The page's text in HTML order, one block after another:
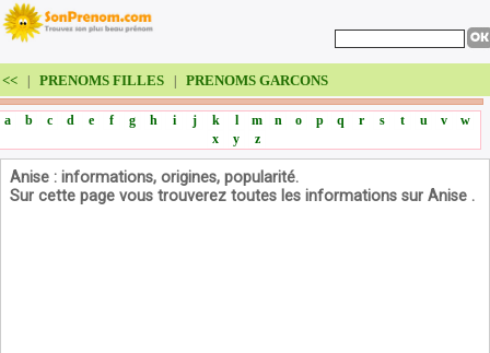
<< PRENOMS FILLES PRENOMS GARCONS
a b c d e f g h i j k l m n o p q r s t u v
w
x
y z
Anise : informations, origines, popularité.
Sur cette page vous trouverez toutes les informations sur Anise .